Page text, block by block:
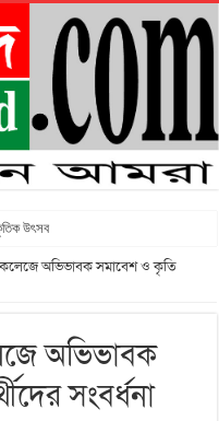
উৎসব
কলেজে অভিভাবক সমাবেশ ও কৃতি
অভিভাবক
সংবর্ধনা